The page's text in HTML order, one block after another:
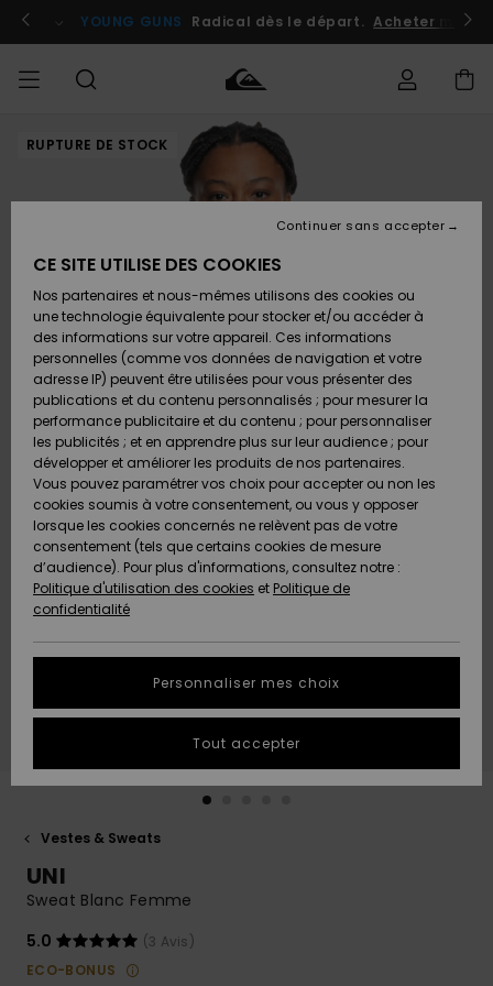
l'information
le
Se connecter / s'inscrire
YOUNG GUNS Radical dès le départ. Acheter
HOMME Vêtements
Chaussures
& Tongs
Surf
Snow
Nouveautés
A
Découvrir
Vêtements
Chaussures
& Tongs
Surf
Snow
Nouveautés
A
Découvrir
FEMME
Shop
A
Découvrir
Snow
SURF
Surf
Shop
Homme
Surf
Shop
Enfant
Highlights
Communauté
SNOW
Snow
Shop
Homme
Snow
Shop
Enfant
Snow
Shop
Femme
A
Découvrir
Communauté
OUTLET
Outlet
Homme
Enfant
Outlet
Femme
AIDE &
CONTACT
Accéder à
ma
commande
Retours
Paiement
Carte
Cadeau
Quiksilver
Freedom
Protection
des
tailles
conversation
obtenir la
à votre
Démarrer
MAGASINS
QUIKSILVER
RUPTURE DE STOCK
Vestes & Sweats
UNI
Sweat Blanc Femme
5.0
(3 Avis)
ECO-BONUS
CE SITE UTILISE DES COOKIES
Nos partenaires et nous-mêmes utilisons des cookies ou
une technologie équivalente pour stocker et/ou accéder à
des informations sur votre appareil. Ces informations
personnelles (comme vos données de navigation et votre
adresse IP) peuvent être utilisées pour vous présenter des
publications et du contenu personnalisés ; pour mesurer la
performance publicitaire et du contenu ; pour personnaliser
les publicités ; et en apprendre plus sur leur audience ; pour
développer et améliorer les produits de nos partenaires.
Vous pouvez paramétrer vos choix pour accepter ou non les
cookies soumis à votre consentement, ou vous y opposer
lorsque les cookies concernés ne relèvent pas de votre
consentement (tels que certains cookies de mesure
d’audience). Pour plus d'informations, consultez notre :
Politique d'utilisation des cookies et Politique de
confidentialité
Personnaliser mes choix
Continuer sans accepter
Tout accepter